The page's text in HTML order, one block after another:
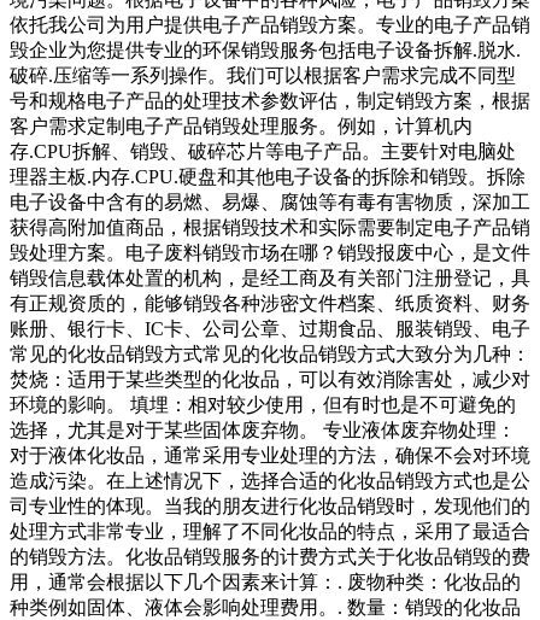
依托我公司为用户提供电子产品销毁方案。专业的电子产品销
毁企业为您提供专业的环保销毁服务包括电子设备拆解.脱水.
破碎.压缩等一系列操作。我们可以根据客户需求完成不同型
号和规格电子产品的处理技术参数评估，制定销毁方案，根据
客户需求定制电子产品销毁处理服务。例如，计算机内
存.CPU拆解、销毁、破碎芯片等电子产品。主要针对电脑处
理器主板.内存.CPU.硬盘和其他电子设备的拆除和销毁。拆除
电子设备中含有的易燃、易爆、腐蚀等有毒有害物质，深加工
获得高附加值商品，根据销毁技术和实际需要制定电子产品销
毁处理方案。电子废料销毁市场在哪？销毁报废中心，是文件
销毁信息载体处置的机构，是经工商及有关部门注册登记，具
有正规资质的，能够销毁各种涉密文件档案、纸质资料、财务
账册、银行卡、IC卡、公司公章、过期食品、服装销毁、电子
常见的化妆品销毁方式常见的化妆品销毁方式大致分为几种：
焚烧：适用于某些类型的化妆品，可以有效消除害处，减少对
环境的影响。 填埋：相对较少使用，但有时也是不可避免的
选择，尤其是对于某些固体废弃物。 专业液体废弃物处理：
对于液体化妆品，通常采用专业处理的方法，确保不会对环境
造成污染。在上述情况下，选择合适的化妆品销毁方式也是公
司专业性的体现。当我的朋友进行化妆品销毁时，发现他们的
处理方式非常专业，理解了不同化妆品的特点，采用了最适合
的销毁方法。化妆品销毁服务的计费方式关于化妆品销毁的费
用，通常会根据以下几个因素来计算：. 废物种类：化妆品的
种类例如固体、液体会影响处理费用。. 数量：销毁的化妆品